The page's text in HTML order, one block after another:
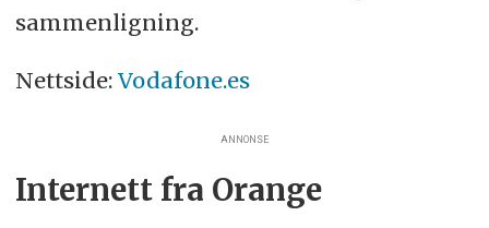
sammenligning.
Nettside: Vodafone.es
ANNONSE
Internett fra Orange